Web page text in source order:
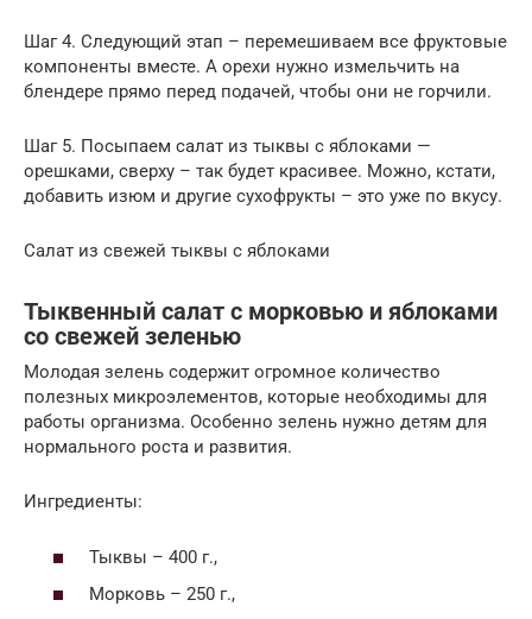
Шаг 4. Следующий этап – перемешиваем все фруктовые
компоненты вместе. А орехи нужно измельчить на
блендере прямо перед подачей, чтобы они не горчили.
Шаг 5. Посыпаем салат из тыквы с яблоками —
орешками, сверху – так будет красивее. Можно, кстати,
добавить изюм и другие сухофрукты – это уже по вкусу.
Салат из свежей тыквы с яблоками
Тыквенный салат с морковью и яблоками
со свежей зеленью
Молодая зелень содержит огромное количество
полезных микроэлементов, которые необходимы для
работы организма. Особенно зелень нужно детям для
нормального роста и развития.
Ингредиенты:
Тыквы – 400 г.,
Морковь – 250 г.,